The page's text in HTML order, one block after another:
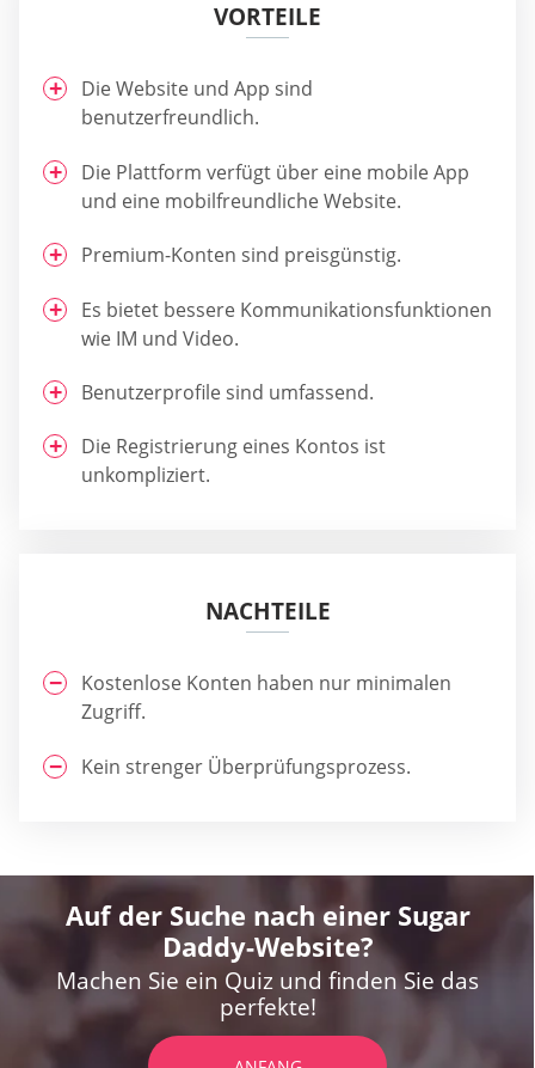
VORTEILE
Die Website und App sind
benutzerfreundlich.
Die Plattform verfügt über eine mobile App
und eine mobilfreundliche Website.
Premium-Konten sind preisgünstig.
Es bietet bessere Kommunikationsfunktionen
wie IM und Video.
Benutzerprofile sind umfassend.
Die Registrierung eines Kontos ist
unkompliziert.
NACHTEILE
Kostenlose Konten haben nur minimalen
Zugriff.
Kein strenger Überprüfungsprozess.
Auf der Suche nach einer Sugar
Daddy-Website?
Machen Sie ein Quiz und finden Sie das
perfekte!